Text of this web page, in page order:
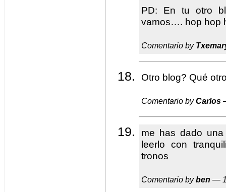
PD: En tu otro
vamos…. hop hop
Comentario by
Otro blog? Qué
Comentario byCarlos
me has dado
leerlo con
tronos
Comentario byben —